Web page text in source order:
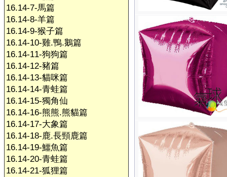
16.14-7-馬篇
16.14-8-羊篇
16.14-9-猴子篇
16.14-10-雞.鴨.鵝篇
16.14-11-狗狗篇
16.14-12-豬篇
16.14-13-貓咪篇
16.14-14-青蛙篇
16.14-15-獨角仙
16.14-16-熊熊.熊貓篇
16.14-17-大象篇
16.14-18-鹿.長頸鹿篇
16.14-19-鱷魚篇
16.14-20-青蛙篇
16.14-21-狐狸篇